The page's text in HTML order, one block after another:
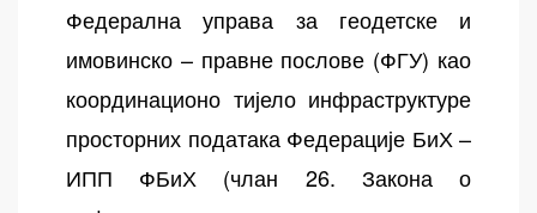
Федерална управа за геодетске и
имовинско – правне послове (ФГУ) као
координационо тијело инфраструктуре
просторних података Федерације БиХ –
ИПП ФБиХ (члан 26. Закона о